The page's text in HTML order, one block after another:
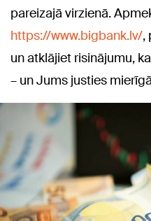
pareizajā virzienā.
https://www.bigbank.lv/,
un atklājiet risinājumu,
– un Jums justies